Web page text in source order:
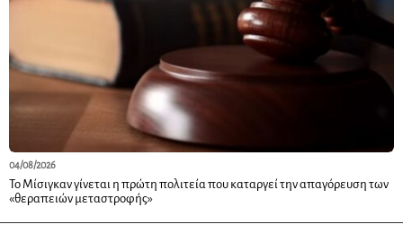
04/08/2026
Το Μίσιγκαν γίνεται η πρώτη πολιτεία που καταργεί την απαγόρευση των
«θεραπειών μεταστροφής»